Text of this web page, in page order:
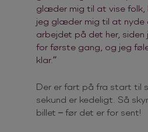
glæder mig til at vise folk,
jeg glæder mig til at nyde
arbejdet på det her,
for første gang, og jeg
klar.”
Der er fart på fra start til
sekund er kedeligt. Så
billet – før det er for sent!